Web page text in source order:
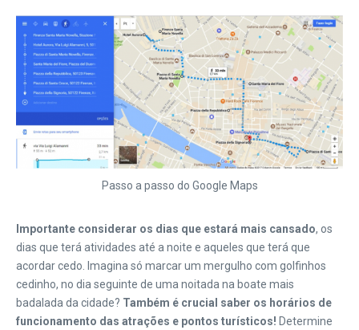
Passo a passo do Google Maps
Importante considerar os dias que estará mais cansado, os
dias que terá atividades até a noite e aqueles que terá que
acordar cedo. Imagina só marcar um mergulho com golfinhos
cedinho, no dia seguinte de uma noitada na boate mais
badalada da cidade? Também é crucial saber os horários de
funcionamento das atrações e pontos turísticos! Determine